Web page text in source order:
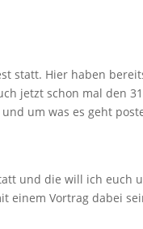
statt. Hier haben
jetzt schon mal den
um was es geht
und die will ich
einem Vortrag dabei